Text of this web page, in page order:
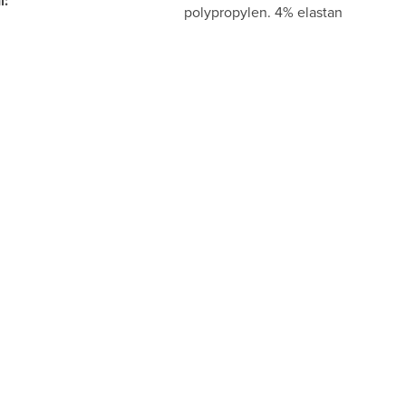
polypropylen. 4% elastan